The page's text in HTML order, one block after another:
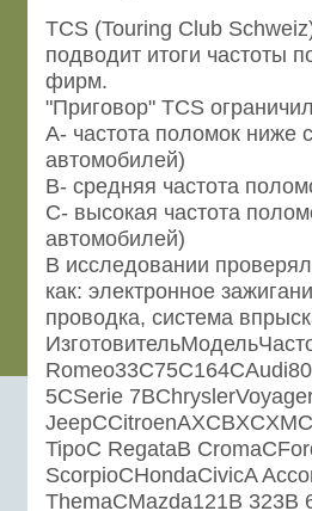
TCS (Touring Club
подводит итоги частоты
фирм.
"Приговор" TCS
A- частота поломок ниже
автомобилей)
B- средняя частота
C- высокая частота
автомобилей)
В исследовании
как: электронное
проводка, система
5CSerie
TipoC RegataB
ScorpioCHondaCivicA
ThemaCMazda121B 323B